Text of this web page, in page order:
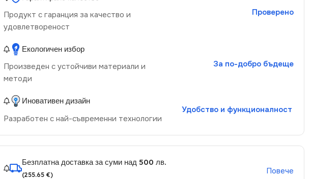
Продукт с гаранция за качество и
удовлетвореност
Проверено
Екологичен избор
Произведен с устойчиви материали и
методи
За по-добро бъдеще
Иновативен дизайн
Разработен с най-съвременни технологии
Удобство и функционалност
Безплатна доставка за суми над 500 лв.
(255.65 €) Повече